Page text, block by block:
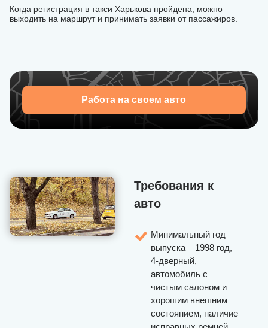
Когда регистрация в такси Харькова пройдена, можно
выходить на маршрут и принимать заявки от пассажиров.
Работа на своем авто
Требования к
авто
Минимальный год
выпуска – 1998 год,
4-дверный,
автомобиль с
чистым салоном и
хорошим внешним
состоянием, наличие